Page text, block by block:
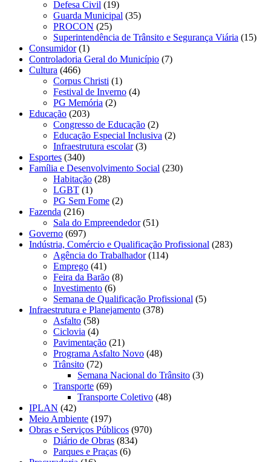
Defesa Civil (19)
Guarda Municipal (35)
PROCON (25)
Superintendência de Trânsito e Segurança Viária (15)
Consumidor(1)
Controladoria Geral do Município (7)
Cultura (466)
Corpus Christi (1)
Festival de Inverno (4)
PG Memória (2)
Educação (203)
Congresso de Educação (2)
Educação Especial Inclusiva (2)
Infraestrutura escolar(3)
Esportes (340)
Família e Desenvolvimento Social (230)
Habitação (28)
LGBT (1)
PG Sem Fome (2)
Fazenda (216)
Sala do Empreendedor(51)
Governo (697)
Indústria, Comércio e Qualificação Profissional (283)
Agência do Trabalhador(114)
Emprego (41)
Feira da Barão (8)
Investimento (6)
Semana de Qualificação Profissional (5)
Infraestrutura e Planejamento (378)
Asfalto (58)
Ciclovia (4)
Pavimentação (21)
Programa Asfalto Novo (48)
Trânsito (72)
Semana Nacional do Trânsito (3)
Transporte (69)
Transporte Coletivo (48)
IPLAN (42)
Meio Ambiente (197)
Obras e Serviços Públicos (970)
Diário de Obras (834)
Parques e Praças (6)